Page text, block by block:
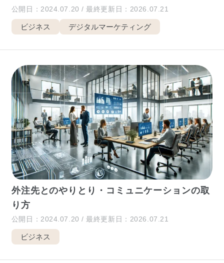
公開日：2024.07.20 / 最終更新日：2026.07.21
ビジネス デジタルマーケティング
外注先とのやりとり・コミュニケーションの取
り方
公開日：2024.07.20 / 最終更新日：2026.07.21
ビジネス